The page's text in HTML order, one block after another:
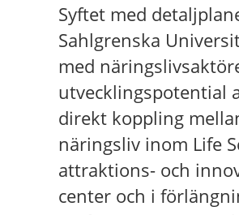
Syftet med
Sahlgrenska
med
utvecklingspotential
direkt koppling
näringsliv inom Life
attraktions- och
center och i